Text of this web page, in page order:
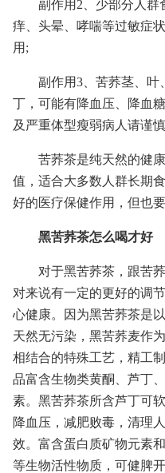
副作用2、少部分人群
痒、头晕、哮喘等过敏症
用;
副作用3、苦荞茎、叶
丁，可能有降血压、降血
及严重体型瘦弱病人请谨
苦荞茶是纯天然的健
值，适合大多数人群长期
好的医疗保健作用，但也
黑苦荞茶怎么喝才好
对于黑苦荞茶，跟苦
对来说有一定的更好的调
心健康。因为黑苦荞茶是
天然无污染，黑苦荞麦作
相结合的特殊工艺，精工
品富含生物类黄酮、芦丁
素。黑苦荞茶所含芦丁可
降血压，减肥败毒，清理
效。富含蛋白质矿物元素
等生物活性物质，可健脾